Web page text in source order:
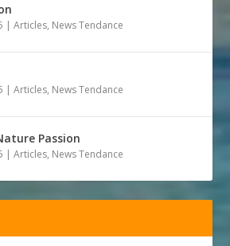
|Articles, News Tendance
|Articles, News Tendance
Passion
|Articles, News Tendance